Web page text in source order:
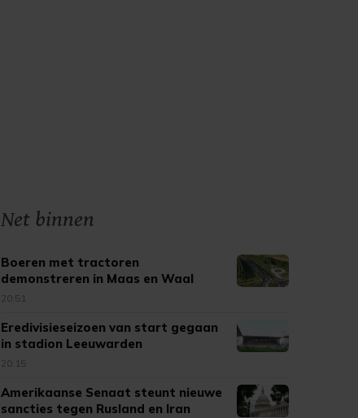
Net binnen
Boeren met tractoren
demonstreren in Maas en Waal
20:51
Eredivisieseizoen van start gegaan
in stadion Leeuwarden
20:15
Amerikaanse Senaat steunt nieuwe
sancties tegen Rusland en Iran